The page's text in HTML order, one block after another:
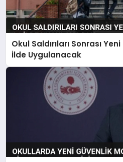
Okul Saldırıları Sonrası
İlde Uygulanacak